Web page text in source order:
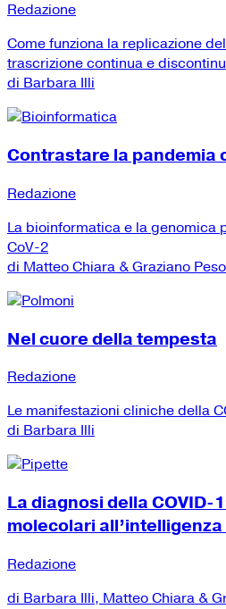
Redazione
Come funziona la replicazione
trascrizione continua e
di Barbara Illi
Contrastare la pandemia
Redazione
La bioinformatica e la genomica
CoV-2
di Matteo Chiara & Graziano
Nel cuore della tempesta
Redazione
Le manifestazioni cliniche della
di Barbara Illi
La diagnosi della COVID-
molecolari
Redazione
di Barbara Illi, Matteo Chiara &